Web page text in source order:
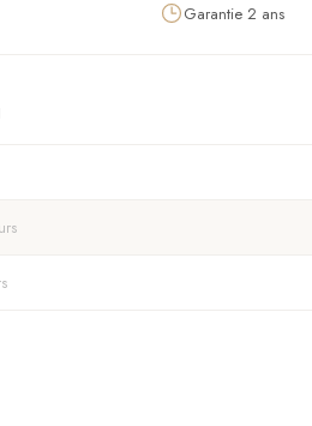
Garantie 2 ans